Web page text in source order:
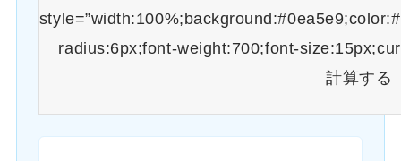
radius:6px;font-weight:700;font-
計算する